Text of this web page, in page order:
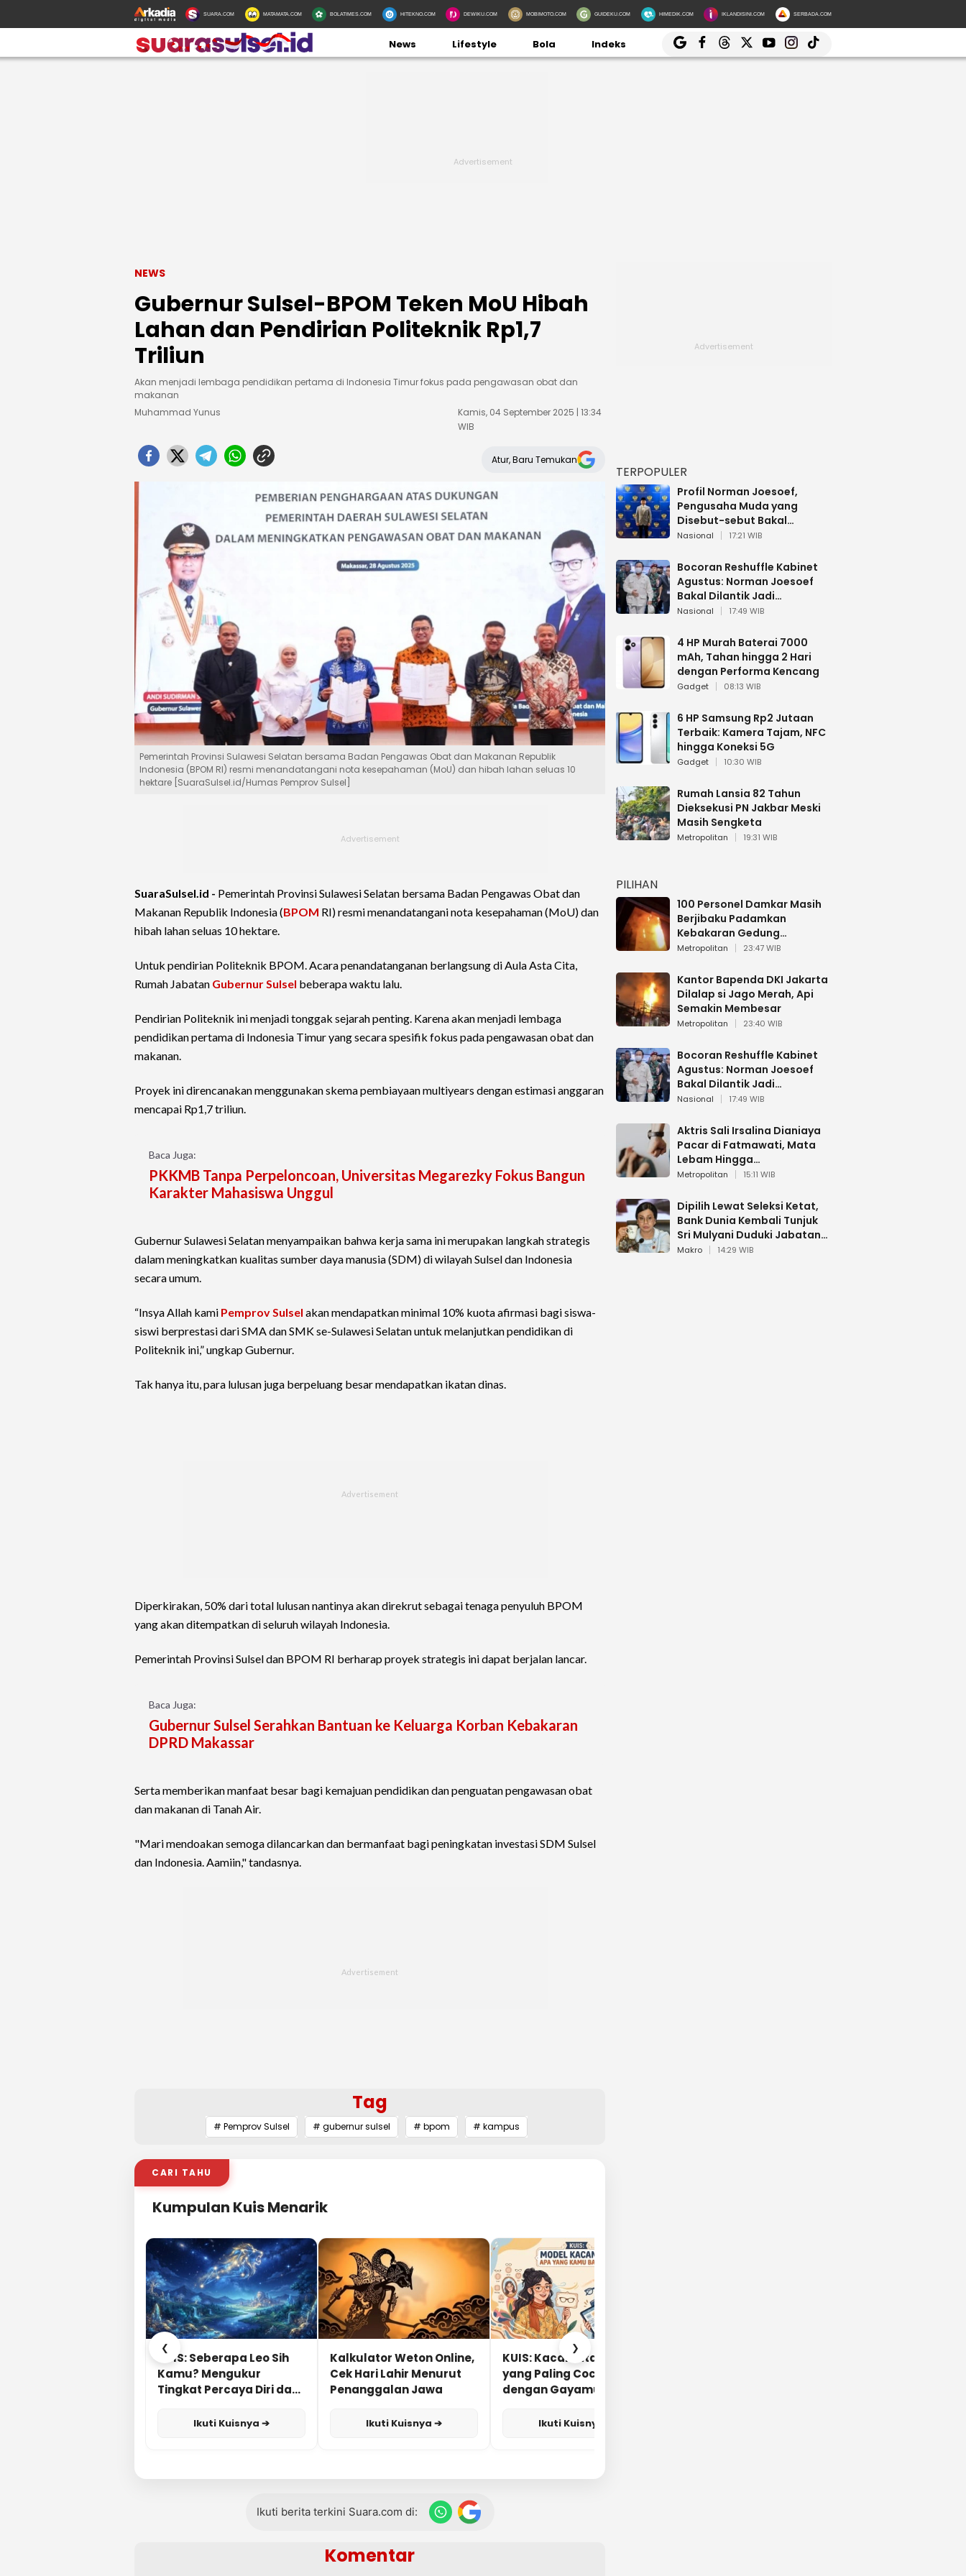
SUARA.COM MATAMATA.COM BOLATIMES.COM HITEKNO.COM DEWIKU.COM MOBIMOTO.COM GUIDEKU.COM HIMEDIK.COM IKLANDISINI.COM SERBADA.COM
News Lifestyle Bola Indeks
NEWS
Gubernur Sulsel-BPOM Teken MoU Hibah
Lahan dan Pendirian Politeknik Rp1,7
Triliun
Akan menjadi lembaga pendidikan pertama di Indonesia Timur fokus pada pengawasan obat dan
makanan
Muhammad Yunus
Kamis, 04 September 2025 | 13:34
WIB
Atur, Baru Temukan
Pemerintah Provinsi Sulawesi Selatan bersama Badan Pengawas Obat dan Makanan Republik
Indonesia (BPOM RI) resmi menandatangani nota kesepahaman (MoU) dan hibah lahan seluas 10
hektare [SuaraSulsel.id/Humas Pemprov Sulsel]
SuaraSulsel.id - Pemerintah Provinsi Sulawesi Selatan bersama Badan Pengawas Obat dan
Makanan Republik Indonesia (BPOM RI) resmi menandatangani nota kesepahaman (MoU) dan
hibah lahan seluas 10 hektare.
Untuk pendirian Politeknik BPOM. Acara penandatanganan berlangsung di Aula Asta Cita,
Rumah Jabatan Gubernur Sulsel beberapa waktu lalu.
Pendirian Politeknik ini menjadi tonggak sejarah penting. Karena akan menjadi lembaga
pendidikan pertama di Indonesia Timur yang secara spesifik fokus pada pengawasan obat dan
makanan.
Proyek ini direncanakan menggunakan skema pembiayaan multiyears dengan estimasi anggaran
mencapai Rp1,7 triliun.
Baca Juga:
PKKMB Tanpa Perpeloncoan, Universitas Megarezky Fokus Bangun
Karakter Mahasiswa Unggul
Gubernur Sulawesi Selatan menyampaikan bahwa kerja sama ini merupakan langkah strategis
dalam meningkatkan kualitas sumber daya manusia (SDM) di wilayah Sulsel dan Indonesia
secara umum.
“Insya Allah kami Pemprov Sulsel akan mendapatkan minimal 10% kuota afirmasi bagi siswa-
siswi berprestasi dari SMA dan SMK se-Sulawesi Selatan untuk melanjutkan pendidikan di
Politeknik ini,” ungkap Gubernur.
Tak hanya itu, para lulusan juga berpeluang besar mendapatkan ikatan dinas.
Diperkirakan, 50% dari total lulusan nantinya akan direkrut sebagai tenaga penyuluh BPOM
yang akan ditempatkan di seluruh wilayah Indonesia.
Pemerintah Provinsi Sulsel dan BPOM RI berharap proyek strategis ini dapat berjalan lancar.
Baca Juga:
Gubernur Sulsel Serahkan Bantuan ke Keluarga Korban Kebakaran
DPRD Makassar
Serta memberikan manfaat besar bagi kemajuan pendidikan dan penguatan pengawasan obat
dan makanan di Tanah Air.
"Mari mendoakan semoga dilancarkan dan bermanfaat bagi peningkatan investasi SDM Sulsel
dan Indonesia. Aamiin," tandasnya.
Tag
# Pemprov Sulsel # gubernur sulsel # bpom # kampus
CARI TAHU
Kumpulan Kuis Menarik
❮
KUIS: Seberapa Leo Sih
Kamu? Mengukur
Tingkat Percaya Diri dan
Ikuti Kuisnya ➔
Kalkulator Weton Online,
Cek Hari Lahir Menurut
Penanggalan Jawa
Ikuti Kuisnya ➔
KUIS: Kacamata Apa
yang Paling Cocok
dengan Gayamu?
Ikuti Kuisnya ➔
❯
Ikuti berita terkini Suara.com di:
Komentar
TERPOPULER
Profil Norman Joesoef,
Pengusaha Muda yang
Disebut-sebut Bakal
Dilantik Jadi Wamenhan RI
Nasional 17:21 WIB
Bocoran Reshuffle Kabinet
Agustus: Norman Joesoef
Bakal Dilantik Jadi
Wamenhan RI
Nasional 17:49 WIB
4 HP Murah Baterai 7000
mAh, Tahan hingga 2 Hari
dengan Performa Kencang
Gadget 08:13 WIB
6 HP Samsung Rp2 Jutaan
Terbaik: Kamera Tajam, NFC
hingga Koneksi 5G
Gadget 10:30 WIB
Rumah Lansia 82 Tahun
Dieksekusi PN Jakbar Meski
Masih Sengketa
Metropolitan 19:31 WIB
PILIHAN
100 Personel Damkar Masih
Berjibaku Padamkan
Kebakaran Gedung
Bapenda DKI
Metropolitan 23:47 WIB
Kantor Bapenda DKI Jakarta
Dilalap si Jago Merah, Api
Semakin Membesar
Metropolitan 23:40 WIB
Bocoran Reshuffle Kabinet
Agustus: Norman Joesoef
Bakal Dilantik Jadi
Wamenhan RI
Nasional 17:49 WIB
Aktris Sali Irsalina Dianiaya
Pacar di Fatmawati, Mata
Lebam Hingga
Diselamatkan Polantas
Metropolitan 15:11 WIB
Dipilih Lewat Seleksi Ketat,
Bank Dunia Kembali Tunjuk
Sri Mulyani Duduki Jabatan
Strategis
Makro 14:29 WIB